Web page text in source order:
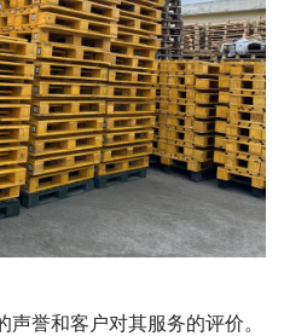
声誉和客户对其服务的评价。